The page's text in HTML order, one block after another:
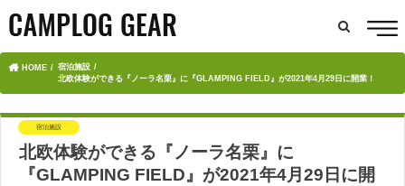
HOME
宿泊施設
北欧体験ができる『ノーラ名栗』に『GLAMPING FIELD』が2021年4月29日に開業！
宿泊施設
北欧体験ができる『ノーラ名栗』に
『GLAMPING FIELD』が2021年4月29日に開